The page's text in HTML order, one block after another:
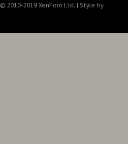
© 2010-2019 XenForo Ltd. | Style by